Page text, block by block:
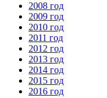
2008 год
2009 год
2010 год
2011 год
2012 год
2013 год
2014 год
2015 год
2016 год